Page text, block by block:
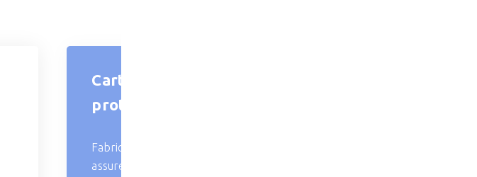
Carter de
protection
Fabriqué en macrolon, il
assure résistance dans le